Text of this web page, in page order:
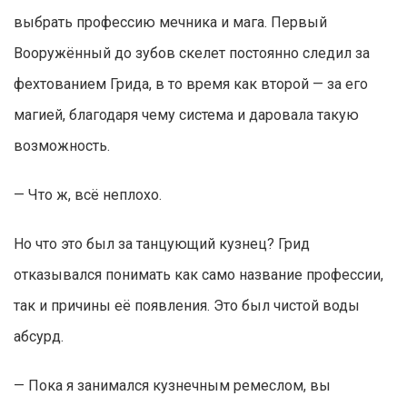
выбрать профессию мечника и мага. Первый
Вооружённый до зубов скелет постоянно следил за
фехтованием Грида, в то время как второй — за его
магией, благодаря чему система и даровала такую
возможность.
— Что ж, всё неплохо.
Но что это был за танцующий кузнец? Грид
отказывался понимать как само название профессии,
так и причины её появления. Это был чистой воды
абсурд.
— Пока я занимался кузнечным ремеслом, вы